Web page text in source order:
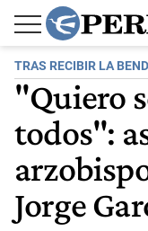
TRAS RECIBIR LA
"Quiero
todos":
Jorge